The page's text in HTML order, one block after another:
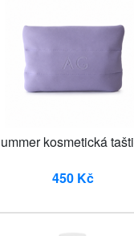
kosmetická
450 Kč